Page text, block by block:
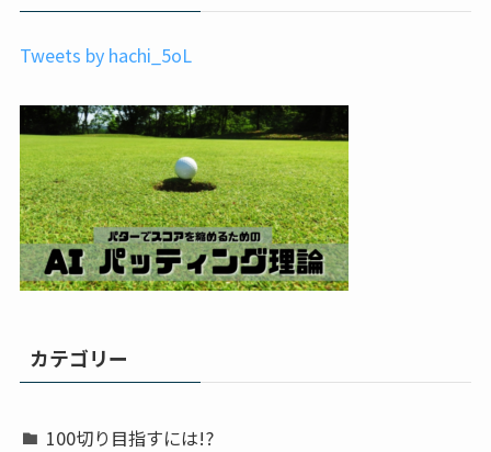
Tweets by hachi_5oL
カテゴリー
100切り目指すには!?